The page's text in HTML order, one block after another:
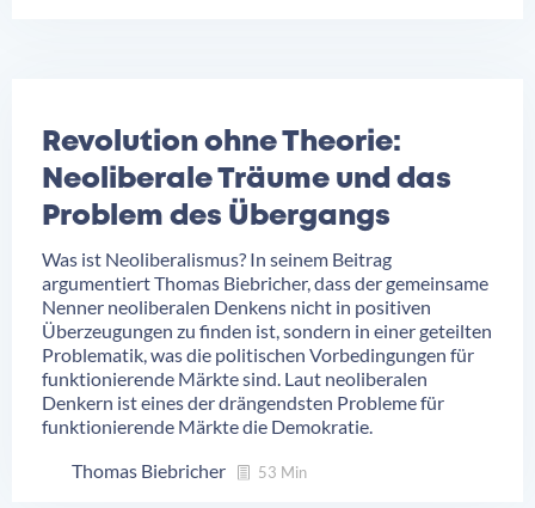
Revolution ohne Theorie:
Neoliberale Träume und das
Problem des Übergangs
Was ist Neoliberalismus? In seinem Beitrag
argumentiert Thomas Biebricher, dass der gemeinsame
Nenner neoliberalen Denkens nicht in positiven
Überzeugungen zu finden ist, sondern in einer geteilten
Problematik, was die politischen Vorbedingungen für
funktionierende Märkte sind. Laut neoliberalen
Denkern ist eines der drängendsten Probleme für
funktionierende Märkte die Demokratie.
Thomas Biebricher
53 Min